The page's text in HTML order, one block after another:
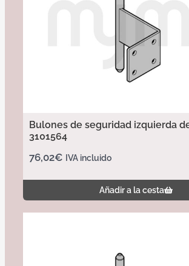
Bulones de seguridad izquierda
3101564
76,02€ IVA incluido
Añadir a la cesta